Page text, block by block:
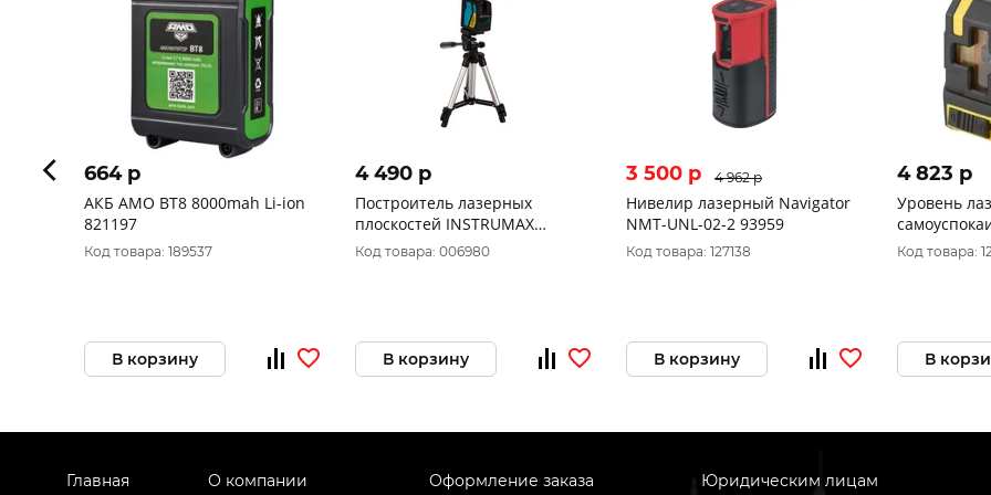
664 p
АКБ AMO BT8 8000mah Li-ion
821197
Код товара: 189537
В корзину
4 490 p
Построитель лазерных
плоскостей INSTRUMAX
ELEMENT 2D Set IM0111
Код товара: 006980
В корзину
3 500 p 4 962 p
Нивелир лазерный Navigator
NMT-UNL-02-2 93959
Код товара: 127138
В корзину
4 823 p
Уровень
красные
диапазон
Код товара:
В
Главная О компании Оформление заказа Юридическим лицам